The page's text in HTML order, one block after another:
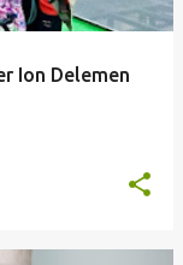
Ion Delemen